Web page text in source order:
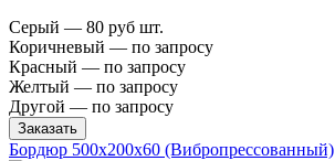
Серый — 80 руб шт.
Коричневый — по запросу
Красный — по запросу
Желтый — по запросу
Другой — по запросу
Заказать
Бордюр 500х200х60 (Вибропрессованный)